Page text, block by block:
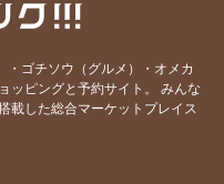
・ゴチソウ（グルメ）・オメカ
ッピングと予約サイト。
みんな
載した総合マーケットプレイス